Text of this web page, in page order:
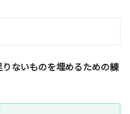
ないものを埋めるための練